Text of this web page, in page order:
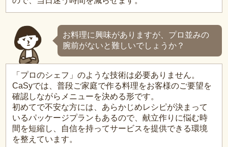
お料理に興味がありますが、プロ並みの
腕前がないと難しいでしょうか？
「プロのシェフ」のような技術は必要ありません。
CaSyでは、普段ご家庭で作る料理をお客様のご要望を
確認しながらメニューを決める形です。
初めてで不安な方には、あらかじめレシピが決まって
いるパッケージプランもあるので、献立作りに悩む時
間を短縮し、自信を持ってサービスを提供できる環境
を整えています。